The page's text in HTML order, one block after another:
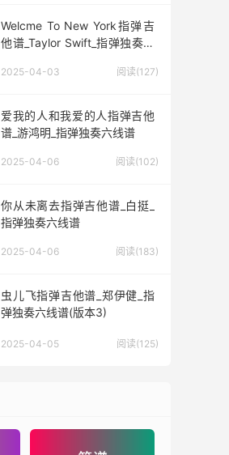
Welcme To New York指弹吉
他谱_Taylor Swift_指弹独奏六
2025-04-03 阅读(127)
爱我的人和我爱的人指弹吉他
谱_游鸿明_指弹独奏六线谱
2025-04-06 阅读(102)
你从未离去指弹吉他谱_白挺_
指弹独奏六线谱
2025-04-06 阅读(183)
虫儿飞指弹吉他谱_郑伊健_指
弹独奏六线谱(版本3)
2025-04-05 阅读(125)